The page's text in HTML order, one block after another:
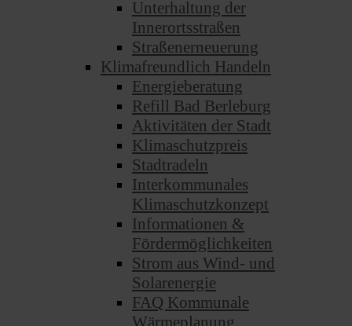
Unterhaltung der
Innerortsstraßen
Straßenerneuerung
Klimafreundlich Handeln
Energieberatung
Refill Bad Berleburg
Aktivitäten der Stadt
Klimaschutzpreis
Stadtradeln
Interkommunales
Klimaschutzkonzept
Informationen &
Fördermöglichkeiten
Strom aus Wind- und
Solarenergie
FAQ Kommunale
Wärmeplanung